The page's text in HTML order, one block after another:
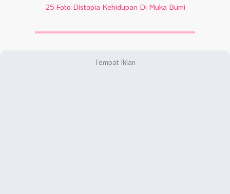
25 Foto Distopia Kehidupan Di Muka Bumi